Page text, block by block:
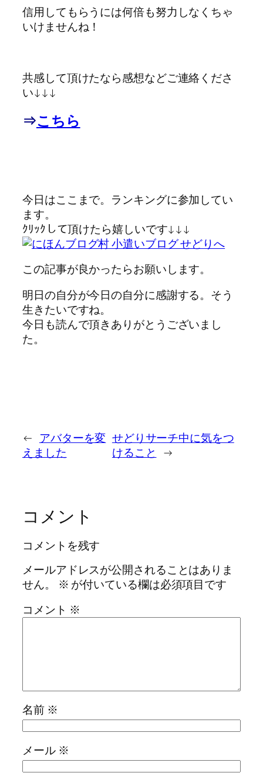
信用してもらうには何倍も努力しなくちゃ
いけませんね！
共感して頂けたなら感想などご連絡くださ
い↓↓↓
⇒こちら
今日はここまで。ランキングに参加してい
ます。
ｸﾘｯｸして頂けたら嬉しいです↓↓↓
この記事が良かったらお願いします。
明日の自分が今日の自分に感謝する。そう
生きたいですね。
今日も読んで頂きありがとうございまし
た。
← アバターを変
えました
せどりサーチ中に気をつ
けること
→
コメント
コメントを残す
メールアドレスが公開されることはありま
せん。
※ が付いている欄は必須項目です
コメント ※
名前 ※
メール ※